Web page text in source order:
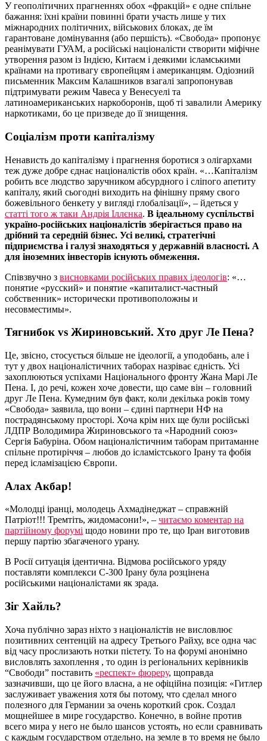
У геополітичних прагненнях обох «фракцій» є одне спільне
бажання: їхні країни повинні брати участь лише у тих
міжнародних політичних, військових блоках, де їм
гарантоване домінування (або першість). «Свобода» пропонує
реанімувати ГУАМ, а російські націоналісти створити міфічне
утворення разом із Індією, Китаєм і деякими ісламськими
країнами на противагу європейцям і американцям. Одіозний
письменник Максим Калашников взагалі запропонував
підтримувати режим Чавеса у Венесуелі та
латиноамериканських наркоборонів, щоб ті завалили Америку
наркотиками, бо це призведе до її знищення.
Соціалізм проти капіталізму
Ненависть до капіталізму і прагнення боротися з олігархами
теж дуже добре єднає націоналістів обох країн. «…Капіталізм
робить все людство заручником абсурдного і сліпого апетиту
капіталу, який сьогодні виходить на фінішну пряму свого
божевільного бенкету у вигляді глобалізації», – йдеться у
статті того ж таки Андрія Іллєнка. В ідеальному суспільстві
україно-російських націоналістів зберігається право на
дрібний та середній бізнес. Усі великі, стратегічні
підприємства і галузі знаходяться у державній власності. А
для іноземних інвесторів існують обмеження.
Співзвучно з висновками російських правих ідеологів: «…
понятие «русский» и понятие «капиталист-частный
собственник» исторически противоположны и
несовместимы».
Тягнибок vs Жириновський. Хто друг Ле Пена?
Це, звісно, стосується більше не ідеології, а уподобань, але і
тут у двох націоналістичних таборах назріває єдність. Усі
захоплюються успіхами Національного фронту Жана Марі Ле
Пена. І, до речі, кожен хоче довести, що саме він – головний
друг Ле Пена. Кумедним був факт, коли декілька років тому
«Свобода» заявила, що вони – єдині партнери НФ на
пострадянському просторі. Хоча крім них ще були російські
ЛДПР Володимира Жириновського та «Народний союз»
Сергія Бабуріна. Обом націоналістичним таборам притаманне
спільне протиріччя – любов до ісламістського Ірану та фобія
перед ісламізацією Європи.
Алах Акбар!
«Молодці іранці, молодець Ахмадінеджат – справжній
Патріот!!! Тремтіть, жидомасони!», – читаємо коментар на
партійному форумі щодо новини про те, що Іран виготовив
першу партію збагаченого урану.
В Росії ситуація ідентична. Відмова російського уряду
поставляти комплекси С-300 Ірану була розцінена
російськими націоналістами як зрада.
Зіг Хайль?
Хоча публічно зараз ніхто з націоналістів не висловлює
позитивних сентенцій на адресу Третього Райху, все одна час
від часу прослизають нотки пієтету. То на форумі анонімно
висловлять захоплення , то один із регіональних керівників
“Свободи” поставить «респект» фюреру, щоправда
зазначивши, що це його власна, а не офіційна позиція: «Гитлер
заслуживает уважения хотя бы потому, что сделал много
полезного для Германии за очень короткий срок. Создал
мощнейшее в мире государство. Конечно, в войне против
всего мира у него не было шансов устоять, но если сравнивать
с каждым государством отдельно, на земле в то время не было